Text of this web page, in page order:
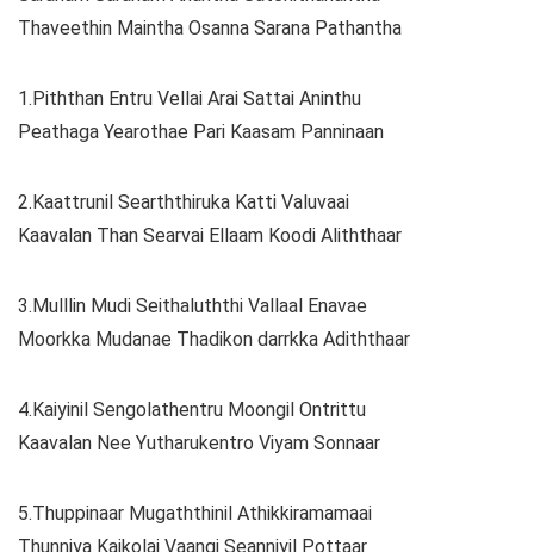
Thaveethin Maintha Osanna Sarana Pathantha
1.Piththan Entru Vellai Arai Sattai Aninthu
Peathaga Yearothae Pari Kaasam Panninaan
2.Kaattrunil Searththiruka Katti Valuvaai
Kaavalan Than Searvai Ellaam Koodi Aliththaar
3.Mulllin Mudi Seithaluththi Vallaal Enavae
Moorkka Mudanae Thadikon darrkka Adiththaar
4.Kaiyinil Sengolathentru Moongil Ontrittu
Kaavalan Nee Yutharukentro Viyam Sonnaar
5.Thuppinaar Mugaththinil Athikkiramamaai
Thunniya Kaikolai Vaangi Seanniyil Pottaar